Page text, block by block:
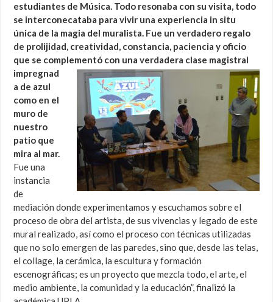
estudiantes de Música. Todo resonaba con su visita, todo
se interconecataba para vivir una experiencia in situ
única de la magia del muralista. Fue un verdadero regalo
de prolijidad, creatividad, constancia, paciencia y oficio
que se complementó con una verdadera clase magistral
impregnad
a de azul
como en el
muro de
nuestro
patio que
mira al mar.
Fue una
instancia
de
mediación donde experimentamos y escuchamos sobre el
proceso de obra del artista, de sus vivencias y legado de este
mural realizado, así como el proceso con técnicas utilizadas
que no solo emergen de las paredes, sino que, desde las telas,
el collage, la cerámica, la escultura y formación
escenográficas; es un proyecto que mezcla todo, el arte, el
medio ambiente, la comunidad y la educación”, finalizó la